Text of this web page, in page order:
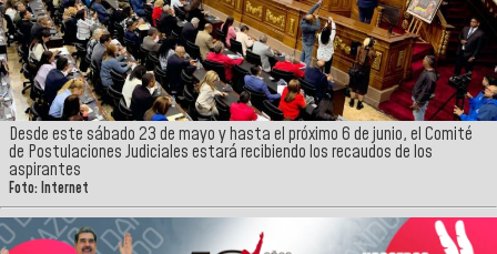
Desde este sábado 23 de mayo y hasta el próximo 6 de junio, el Comité
de Postulaciones Judiciales estará recibiendo los recaudos de los
aspirantes
Foto: Internet